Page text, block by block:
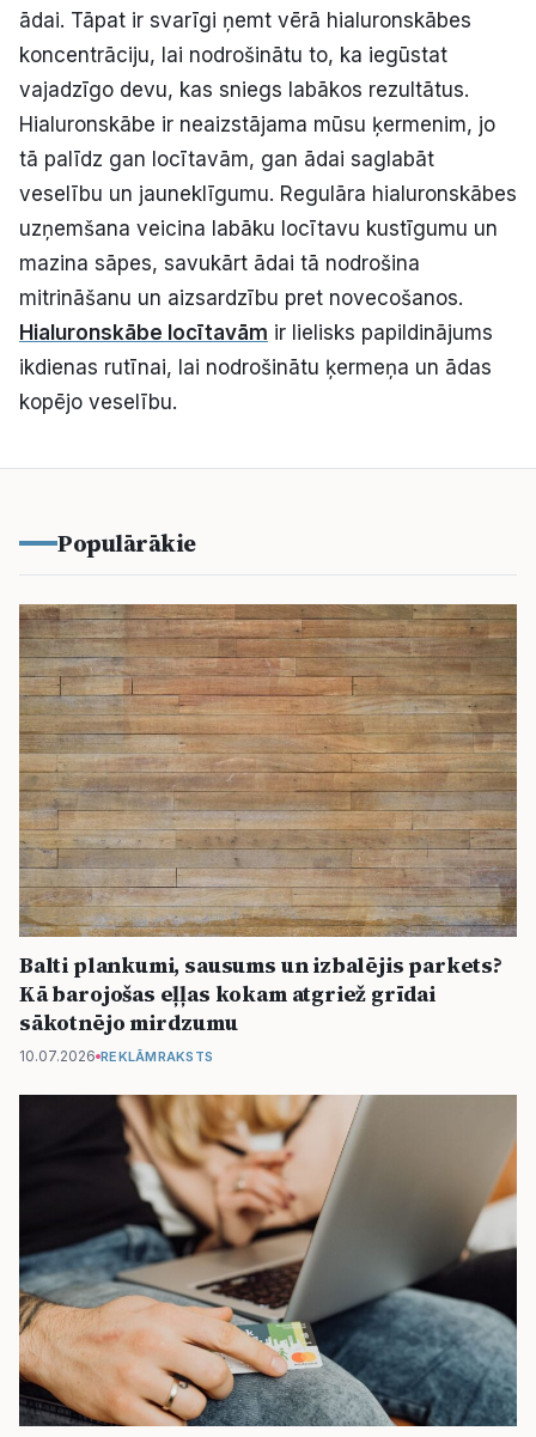
ādai. Tāpat ir svarīgi ņemt vērā hialuronskābes
koncentrāciju, lai nodrošinātu to, ka iegūstat
vajadzīgo devu, kas sniegs labākos rezultātus.
Hialuronskābe ir neaizstājama mūsu ķermenim, jo
tā palīdz gan locītavām, gan ādai saglabāt
veselību un jauneklīgumu. Regulāra hialuronskābes
uzņemšana veicina labāku locītavu kustīgumu un
mazina sāpes, savukārt ādai tā nodrošina
mitrināšanu un aizsardzību pret novecošanos.
Hialuronskābe locītavām ir lielisks papildinājums
ikdienas rutīnai, lai nodrošinātu ķermeņa un ādas
kopējo veselību.
Populārākie
Balti plankumi, sausums un izbalējis parkets?
Kā barojošas eļļas kokam atgriež grīdai
sākotnējo mirdzumu
10.07.2026 REKLĀMRAKSTS